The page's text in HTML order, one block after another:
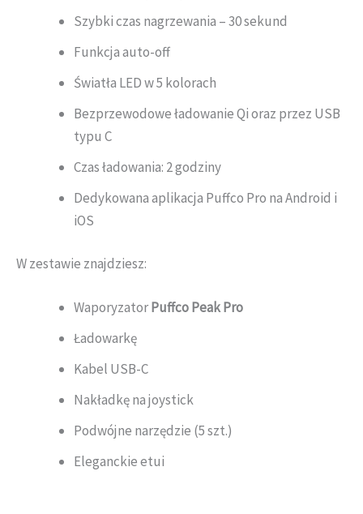
Szybki czas nagrzewania – 30 sekund
Funkcja auto-off
Światła LED w 5 kolorach
Bezprzewodowe ładowanie Qi oraz przez USB
typu C
Czas ładowania: 2 godziny
Dedykowana aplikacja Puffco Pro na Android i
iOS
W zestawie znajdziesz:
WaporyzatorPuffco Peak Pro
Ładowarkę
Kabel USB-C
Nakładkę na joystick
Podwójne narzędzie (5 szt.)
Eleganckie etui